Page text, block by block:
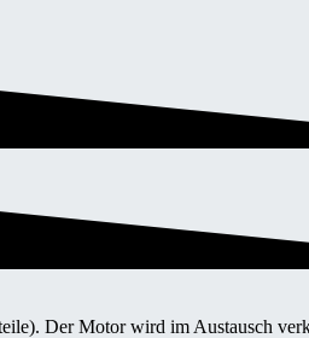
Der Motor wird im Austausch